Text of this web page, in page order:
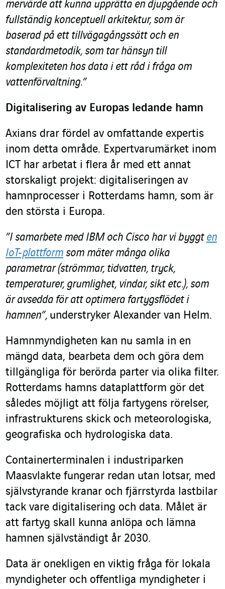
mervärde att kunna upprätta en djupgående och
fullständig konceptuell arkitektur, som är
baserad på ett tillvägagångssätt och en
standardmetodik, som tar hänsyn till
komplexiteten hos data i ett råd i fråga om
vattenförvaltning.”
Digitalisering av Europas ledande hamn
Axians drar fördel av omfattande expertis
inom detta område. Expertvarumärket inom
ICT har arbetat i flera år med ett annat
storskaligt projekt: digitaliseringen av
hamnprocesser i Rotterdams hamn, som är
den största i Europa.
”I samarbete med IBM och Cisco har vi byggt en
IoT-plattform som mäter många olika
parametrar (strömmar, tidvatten, tryck,
temperaturer, grumlighet, vindar, sikt etc.), som
är avsedda för att optimera fartygsflödet i
hamnen”, understryker Alexander van Helm.
Hamnmyndigheten kan nu samla in en
mängd data, bearbeta dem och göra dem
tillgängliga för berörda parter via olika filter.
Rotterdams hamns dataplattform gör det
således möjligt att följa fartygens rörelser,
infrastrukturens skick och meteorologiska,
geografiska och hydrologiska data.
Containerterminalen i industriparken
Maasvlakte fungerar redan utan lotsar, med
självstyrande kranar och fjärrstyrda lastbilar
tack vare digitalisering och data. Målet är
att fartyg skall kunna anlöpa och lämna
hamnen självständigt år 2030.
Data är onekligen en viktig fråga för lokala
myndigheter och offentliga myndigheter i